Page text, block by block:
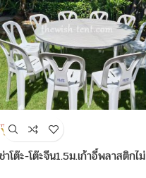
าโต๊ะ-โต๊ะจีน1.5ม.เก้าอี้พลาสติกไม่